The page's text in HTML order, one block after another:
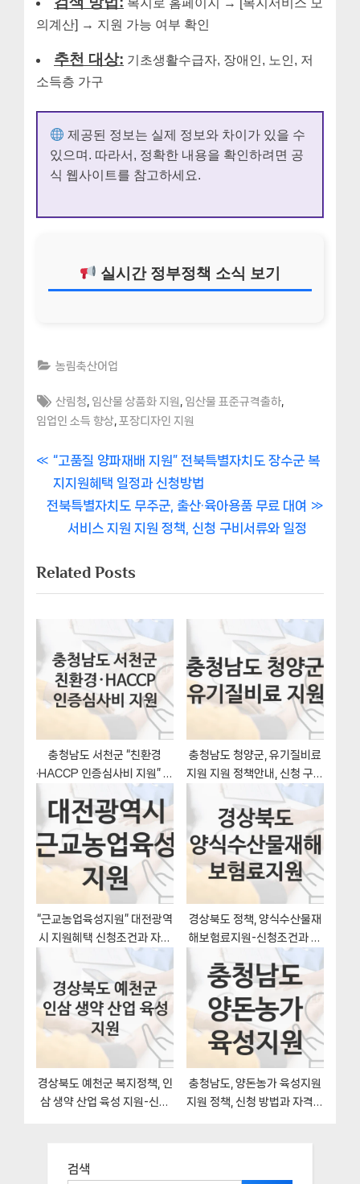
의계산] → 지원 가능 여부 확인
추천 대상: 기초생활수급자, 장애인, 노인, 저
소득층 가구
제공된 정보는 실제 정보와 차이가 있을 수
있으며. 따라서, 정확한 내용을 확인하려면 공
식 웹사이트를 참고하세요.
실시간 정부정책 소식 보기
농림축산어업
Tags:
산림청 임산물 상품화 지원 임산물 표준규격출하
임업인 소득 향상 포장디자인 지원
글
내
게
이
P
r
e
o
u
o
s
t
“고품질 양파재배 지원” 전북특별자치도 장수군 복
지지원혜택 일정과 신청방법
N
t
P
t
:
전북특별자치도 무주군, 출산·육아용품 무료 대여
서비스 지원 지원 정책, 신청 구비서류와 일정
Related Posts
충청남도 서천군 “친환경
·HACCP 인증심사비 지원” 복
지 지원혜택 신청방법과 구비
서류
충청남도 청양군, 유기질비료
지원 지원 정책안내, 신청 구비
서류와 일정
“근교농업육성지원” 대전광역
시 지원혜택 신청조건과 자격
경상북도 정책, 양식수산물재
해보험료지원-신청조건과 신
경상북도 예천군 복지정책, 인
삼 생약 산업 육성 지원-신청
충청남도, 양돈농가 육성지원
지원 정책, 신청 방법과 자격조
검색